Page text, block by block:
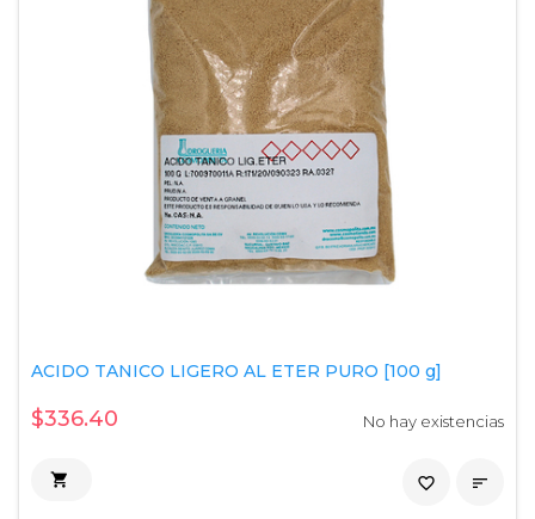
ACIDO TANICO LIGERO AL ETER PURO [100 g]
$336.40 No hay existencias
 
favorite_border